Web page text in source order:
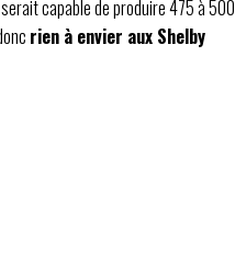
capable de produire 475 à 500
rien à envier aux Shelby